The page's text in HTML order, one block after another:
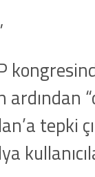
ardından
tepki